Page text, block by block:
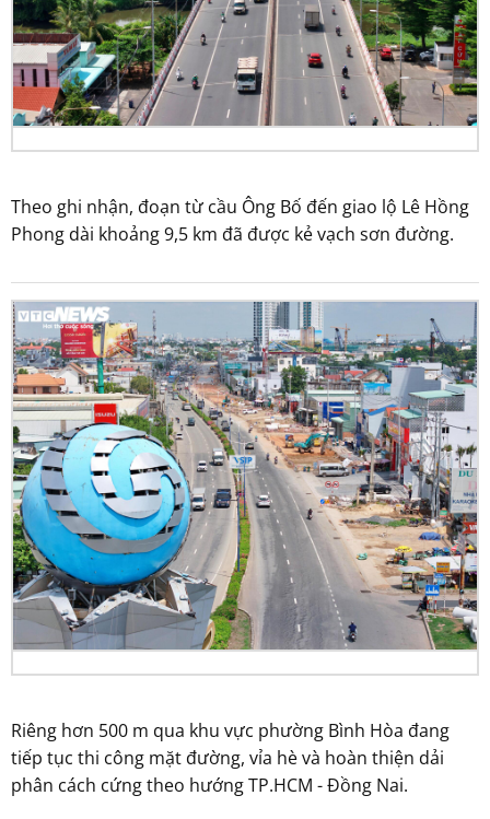
Theo ghi nhận, đoạn từ cầu Ông Bố đến giao lộ Lê Hồng
Phong dài khoảng 9,5 km đã được kẻ vạch sơn đường.
Riêng hơn 500 m qua khu vực phường Bình Hòa đang
tiếp tục thi công mặt đường, vỉa hè và hoàn thiện dải
phân cách cứng theo hướng TP.HCM - Đồng Nai.